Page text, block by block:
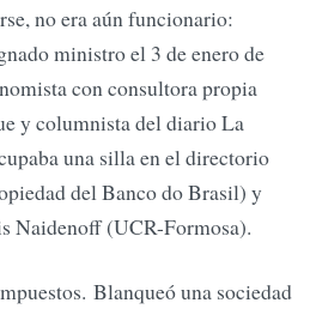
no era aún funcionario:
ministro el 3 de enero de
con consultora propia
y columnista del diario La
una silla en el directorio
del Banco do Brasil) y
Naidenoff (UCR-Formosa).
Blanqueó una sociedad